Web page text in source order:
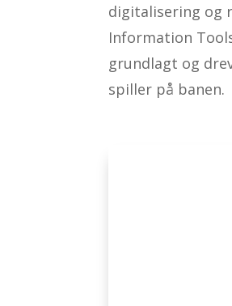
digitalisering og
Information
grundlagt og
spiller på banen.